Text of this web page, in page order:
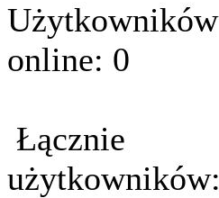
Użytkowników
online: 0
Łącznie
użytkowników: